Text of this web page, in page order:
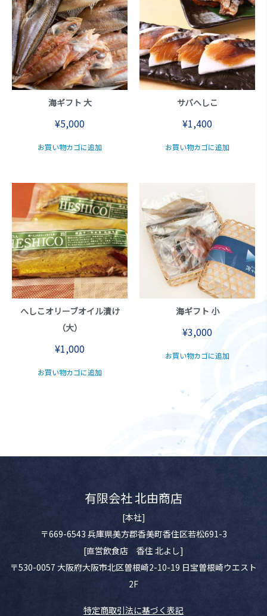
海ギフト 大
¥5,000
お買い物カゴに追加
サバへしこ
¥1,400
お買い物カゴに追加
へしこオリーブオイル漬け
（大）
¥1,000
お買い物カゴに追加
海ギフト 小
¥3,000
お買い物カゴに追加
有限会社 北由商店
[本社]
〒669-6543 兵庫県美方郡香美町香住区若松691-3
[直営飲食店 香住 北よし]
〒530-0057 大阪府大阪市北区曽根崎2-10-19 日宝曽根崎ウエスト
2F
特定商取引法に基づく表記